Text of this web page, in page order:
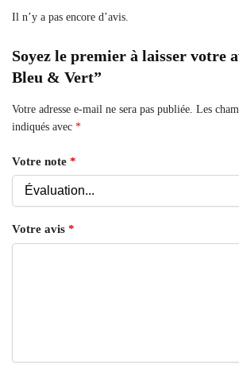
Il n’y a pas encore d’avis.
Soyez le premier à laisser votre
Bleu & Vert”
Votre adresse e-mail ne sera pas publiée. Les
indiqués avec *
Votre note *
Votre avis *